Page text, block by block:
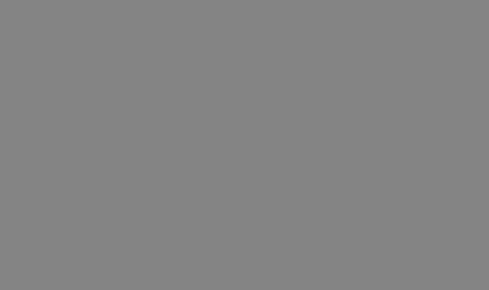
με την
ότι
ανθρώπων
προκειμένου να
σχετικά με
τους.